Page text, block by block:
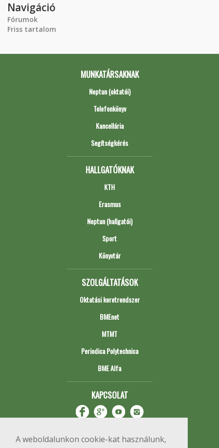
A weboldalunkon cookie-kat használunk,
Navigáció
Fórumok
Friss tartalom
MUNKATÁRSAKNAK
Neptun (oktatói)
Telefonkönyv
Kancellária
Segítségkérés
HALLGATÓKNAK
KTH
Erasmus
Neptun (hallgatói)
Sport
Könyvtár
SZOLGÁLTATÁSOK
Oktatási keretrendszer
BMEnet
MTMT
Periodica Polytechnica
BME Alfa
KAPCSOLAT